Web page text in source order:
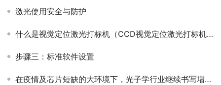
激光使用安全与防护
什么是视觉定位激光打标机（CCD视觉定位激光打标机有什么特点）
步骤三：标准软件设置
在疫情及芯片短缺的大环境下，光子学行业继续书写增长与创新的新篇章